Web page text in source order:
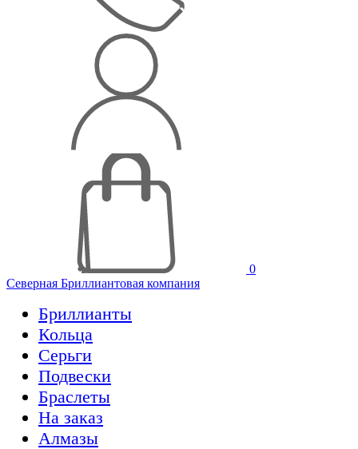
0
Северная Бриллиантовая компания
Бриллианты
Кольца
Серьги
Подвески
Браслеты
На заказ
Алмазы